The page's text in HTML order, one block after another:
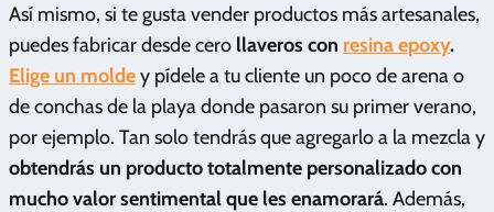
Así mismo, si te gusta vender productos más artesanales,
puedes fabricar desde cero llaveros con resina epoxy.
Elige un moldey pídele a tu cliente un poco de arena o
de conchas de la playa donde pasaron su primer verano,
por ejemplo. Tan solo tendrás que agregarlo a la mezcla y
obtendrás un producto totalmente personalizado con
mucho valor sentimental que les enamorará. Además,